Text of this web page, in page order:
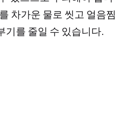
차가운 물로 씻고 얼음찜
기를 줄일 수 있습니다.